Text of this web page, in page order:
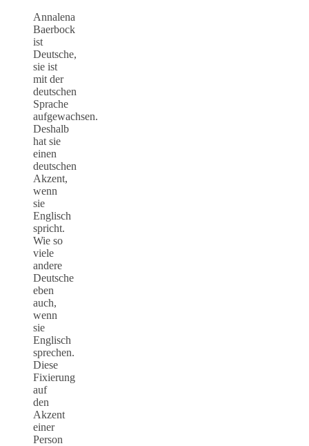
Annalena
Baerbock
ist
Deutsche,
sie ist
mit der
deutschen
Sprache
aufgewachsen.
Deshalb
hat sie
einen
deutschen
Akzent,
wenn
sie
Englisch
spricht.
Wie so
viele
andere
Deutsche
eben
auch,
wenn
sie
Englisch
sprechen.
Diese
Fixierung
auf
den
Akzent
einer
Person